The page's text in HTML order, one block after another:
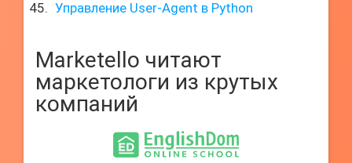
Управление User-Agent в Python
Marketello читают
маркетологи из крутых
компаний